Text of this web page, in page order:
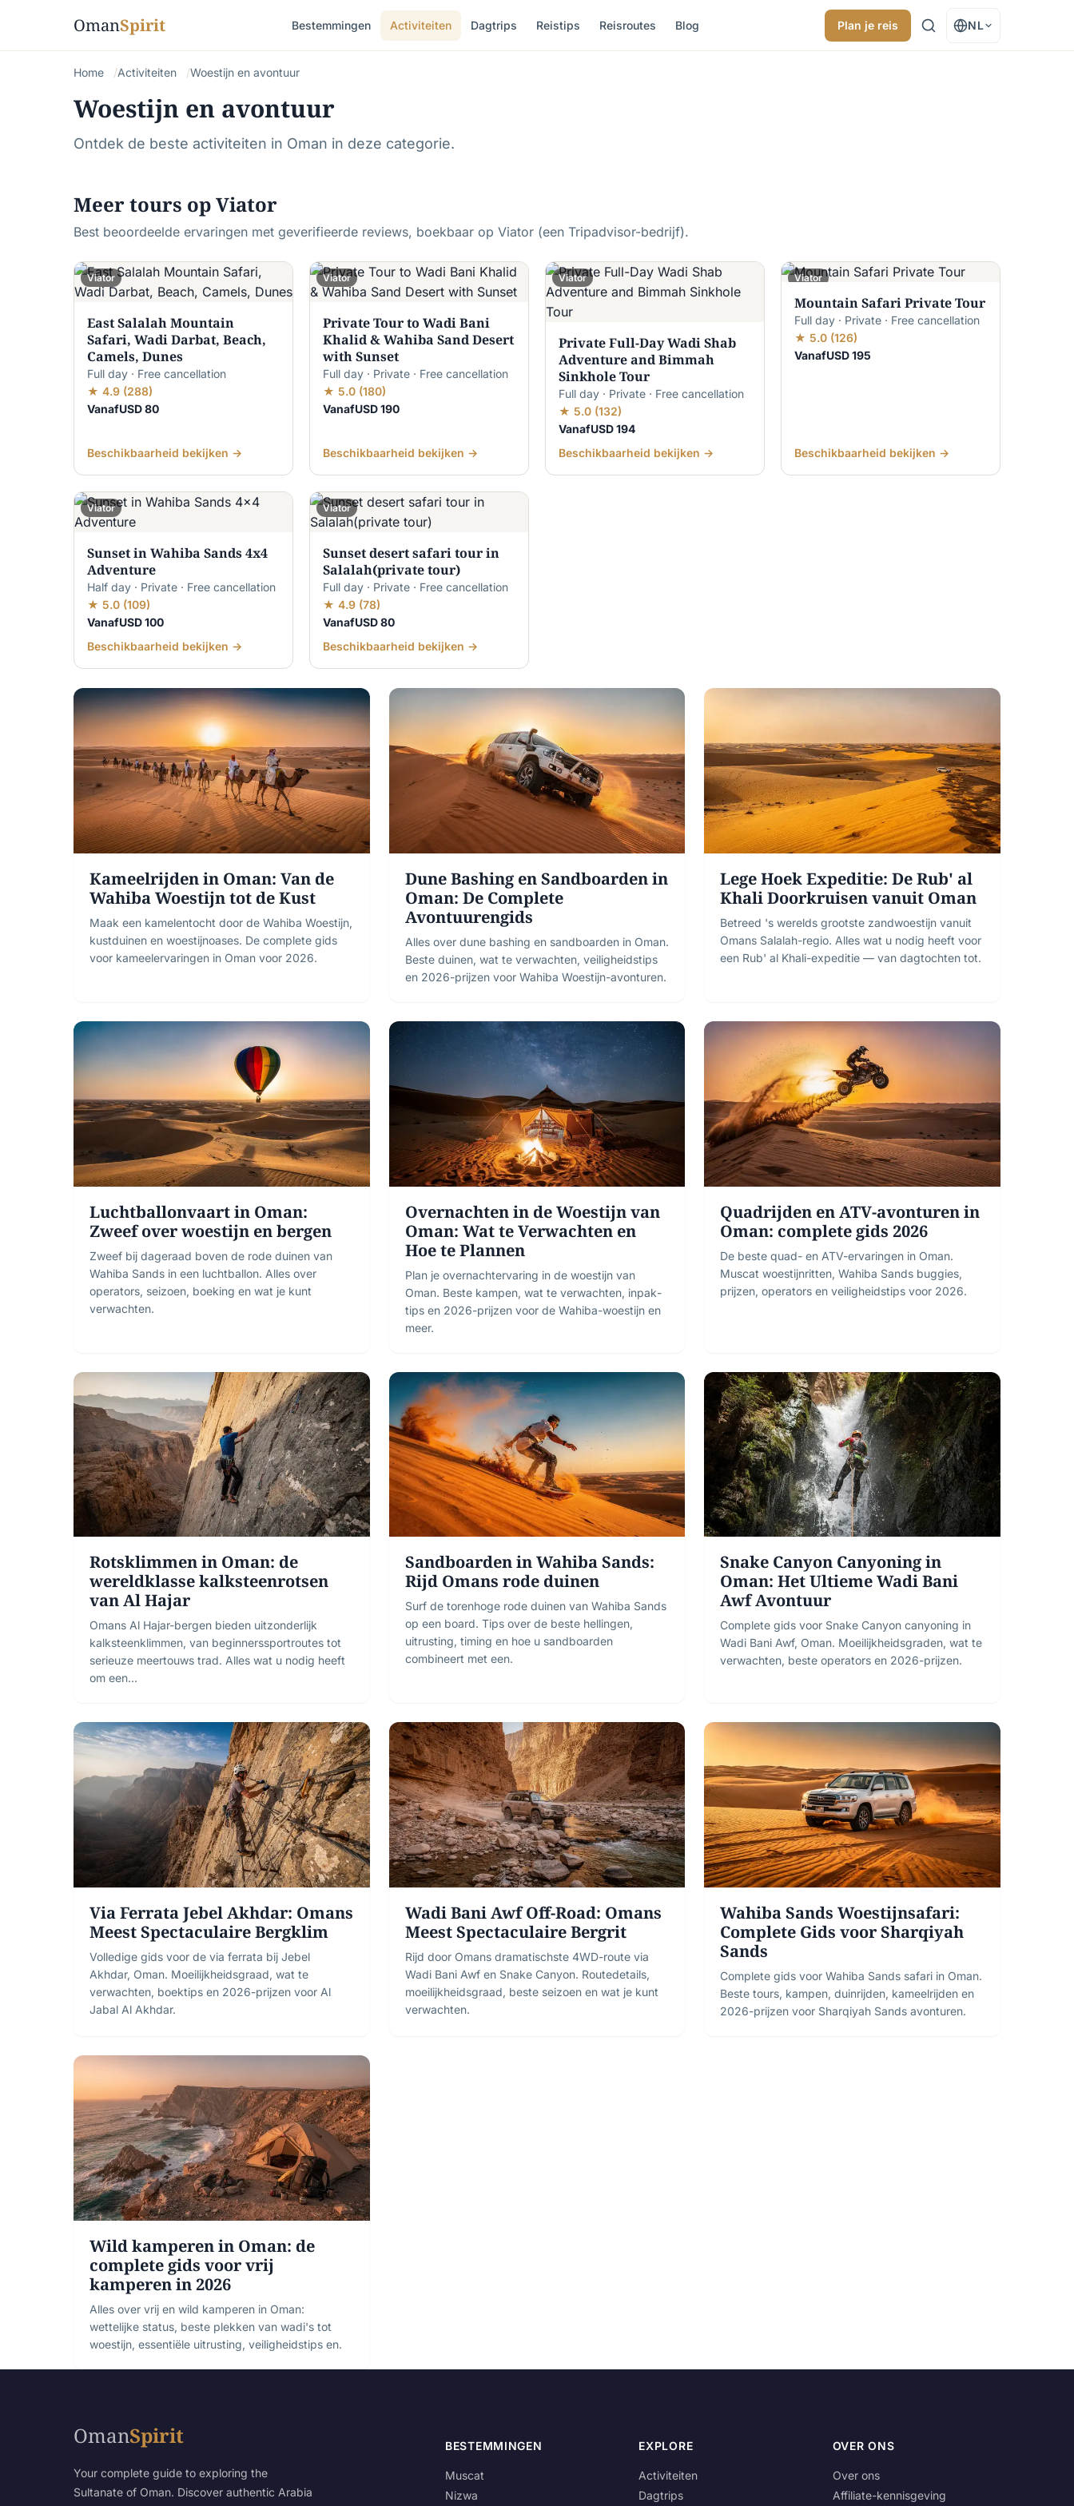
OmanSpirit Bestemmingen Activiteiten Dagtrips Reistips Reisroutes Blog Plan je reis NL
Home Activiteiten Woestijn en avontuur
Woestijn en avontuur
Ontdek de beste activiteiten in Oman in deze categorie.
Meer tours op Viator
Best beoordeelde ervaringen met geverifieerde reviews, boekbaar op Viator (een Tripadvisor-bedrijf).
Viator
East Salalah Mountain
Safari, Wadi Darbat, Beach,
Camels, Dunes
Full day · Free cancellation
★ 4.9 (288)
VanafUSD 80
Beschikbaarheid bekijken →
Viator
Private Tour to Wadi Bani
Khalid & Wahiba Sand Desert
with Sunset
Full day · Private · Free cancellation
★ 5.0 (180)
VanafUSD 190
Beschikbaarheid bekijken →
Viator
Private Full-Day Wadi Shab
Adventure and Bimmah
Sinkhole Tour
Full day · Private · Free cancellation
★ 5.0 (132)
VanafUSD 194
Beschikbaarheid bekijken →
Viator
Mountain Safari Private Tour
Full day · Private · Free cancellation
★ 5.0 (126)
VanafUSD 195
Beschikbaarheid bekijken →
Viator
Sunset in Wahiba Sands 4x4
Adventure
Half day · Private · Free cancellation
★ 5.0 (109)
VanafUSD 100
Beschikbaarheid bekijken →
Viator
Sunset desert safari tour in
Salalah(private tour)
Full day · Private · Free cancellation
★ 4.9 (78)
VanafUSD 80
Beschikbaarheid bekijken →
Kameelrijden in Oman: Van de
Wahiba Woestijn tot de Kust
Maak een kamelentocht door de Wahiba Woestijn,
kustduinen en woestijnoases. De complete gids
voor kameelervaringen in Oman voor 2026.
Dune Bashing en Sandboarden in
Oman: De Complete
Avontuurengids
Alles over dune bashing en sandboarden in Oman.
Beste duinen, wat te verwachten, veiligheidstips
en 2026-prijzen voor Wahiba Woestijn-avonturen.
Lege Hoek Expeditie: De Rub' al
Khali Doorkruisen vanuit Oman
Betreed 's werelds grootste zandwoestijn vanuit
Omans Salalah-regio. Alles wat u nodig heeft voor
een Rub' al Khali-expeditie — van dagtochten tot.
Luchtballonvaart in Oman:
Zweef over woestijn en bergen
Zweef bij dageraad boven de rode duinen van
Wahiba Sands in een luchtballon. Alles over
operators, seizoen, boeking en wat je kunt
verwachten.
Overnachten in de Woestijn van
Oman: Wat te Verwachten en
Hoe te Plannen
Plan je overnacht­ervaring in de woestijn van
Oman. Beste kampen, wat te verwachten, inpak­
tips en 2026-prijzen voor de Wahiba-woestijn en
meer.
Quadrijden en ATV-avonturen in
Oman: complete gids 2026
De beste quad- en ATV-ervaringen in Oman.
Muscat woestijnritten, Wahiba Sands buggies,
prijzen, operators en veiligheidstips voor 2026.
Rotsklimmen in Oman: de
wereldklasse kalksteenrotsen
van Al Hajar
Omans Al Hajar-bergen bieden uitzonderlijk
kalksteenklimmen, van beginnerssportroutes tot
serieuze meertouws trad. Alles wat u nodig heeft
om een...
Sandboarden in Wahiba Sands:
Rijd Omans rode duinen
Surf de torenhoge rode duinen van Wahiba Sands
op een board. Tips over de beste hellingen,
uitrusting, timing en hoe u sandboarden
combineert met een.
Snake Canyon Canyoning in
Oman: Het Ultieme Wadi Bani
Awf Avontuur
Complete gids voor Snake Canyon canyoning in
Wadi Bani Awf, Oman. Moeilijkheidsgraden, wat te
verwachten, beste operators en 2026-prijzen.
Via Ferrata Jebel Akhdar: Omans
Meest Spectaculaire Bergklim
Volledige gids voor de via ferrata bij Jebel
Akhdar, Oman. Moeilijkheidsgraad, wat te
verwachten, boektips en 2026-prijzen voor Al
Jabal Al Akhdar.
Wadi Bani Awf Off-Road: Omans
Meest Spectaculaire Bergrit
Rijd door Omans dramatischste 4WD-route via
Wadi Bani Awf en Snake Canyon. Routedetails,
moeilijkheidsgraad, beste seizoen en wat je kunt
verwachten.
Wahiba Sands Woestijnsafari:
Complete Gids voor Sharqiyah
Sands
Complete gids voor Wahiba Sands safari in Oman.
Beste tours, kampen, duinrijden, kameelrijden en
2026-prijzen voor Sharqiyah Sands avonturen.
Wild kamperen in Oman: de
complete gids voor vrij
kamperen in 2026
Alles over vrij en wild kamperen in Oman:
wettelijke status, beste plekken van wadi's tot
woestijn, essentiële uitrusting, veiligheidstips en.
OmanSpirit
Your complete guide to exploring the
Sultanate of Oman. Discover authentic Arabia
BESTEMMINGEN
Muscat
Nizwa
EXPLORE
Activiteiten
Dagtrips
OVER ONS
Over ons
Affiliate-kennisgeving